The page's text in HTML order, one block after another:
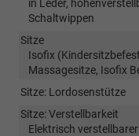
in Leder,
Schaltwippen
Sitze
Isofix
Massagesitze, Isofix
Sitze: Lordosenstütze
Sitze: Verstellbarkeit
Elektrisch